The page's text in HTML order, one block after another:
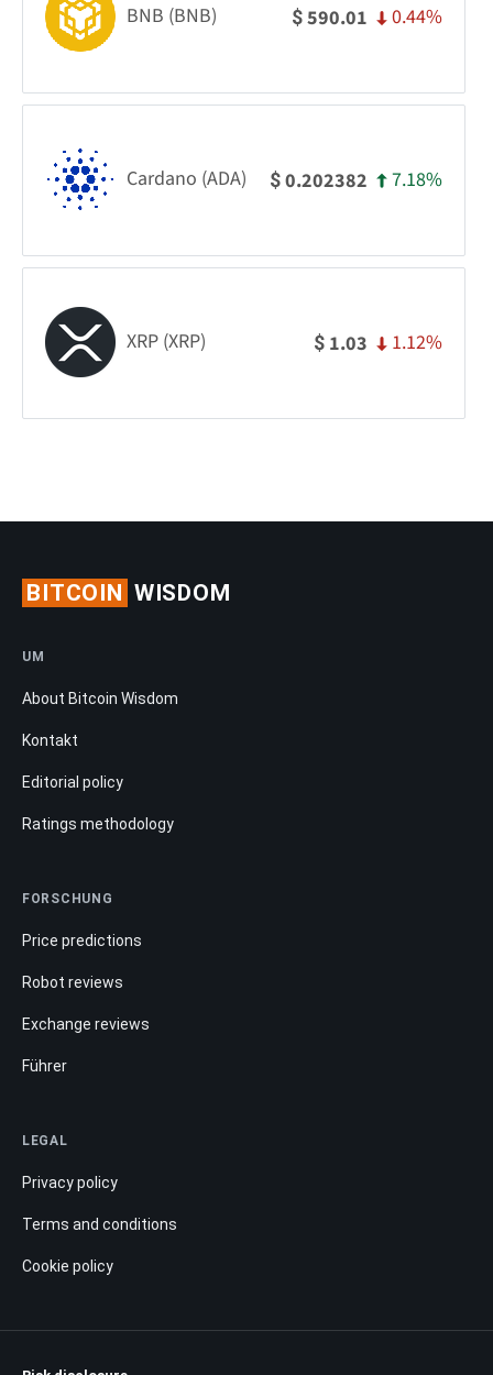
BNB (BNB) $590.01 0.44%
Cardano (ADA) $0.202382 7.18%
XRP (XRP) $ 1.03 1.12%
BITCOIN WISDOM
UM
About Bitcoin Wisdom
Kontakt
Editorial policy
Ratings methodology
FORSCHUNG
Price predictions
Robot reviews
Exchange reviews
Führer
LEGAL
Privacy policy
Terms and conditions
Cookie policy